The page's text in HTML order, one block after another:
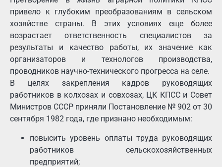
привело к глубоким преобразованиям в сельском
хозяйстве страны. В этих условиях еще более
возрастает ответственность специалистов за
результаты и качество работы, их значение как
организаторов и технологов производства,
проводников научно-технического прогресса на селе.
В целях закрепления кадров руководящих
работников в колхозах и совхозах, ЦК КПСС и Совет
Министров СССР приняли Постановление № 902 от 30
сентября 1982 года, где признано необходимым:
повысить уровень оплаты труда руководящих
работников сельскохозяйственных
предприятий;